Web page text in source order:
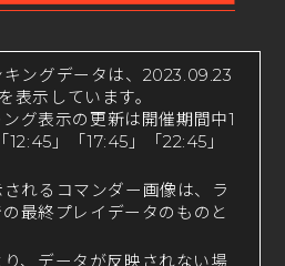
ングデータは、2023.09.23
表示しています。
グ表示の更新は開催期間中1
」「17:45」「22:45」
れるコマンダー画像は、ラ
最終プレイデータのものと
、データが反映されない場